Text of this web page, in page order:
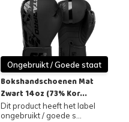
Ongebruikt / Goede staat
Bokshandschoenen Mat
Zwart 14oz (73% Kor...
Dit product heeft het label
ongebruikt / goede s...